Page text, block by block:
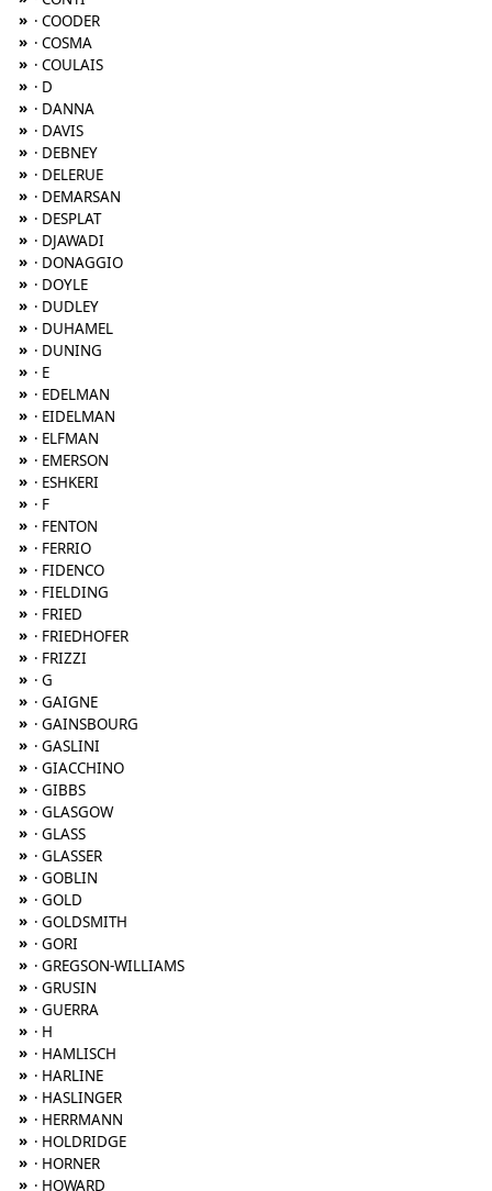
» · COODER
» · COSMA
» · COULAIS
» · D
» · DANNA
» · DAVIS
» · DEBNEY
» · DELERUE
» · DEMARSAN
» · DESPLAT
» · DJAWADI
» · DONAGGIO
» · DOYLE
» · DUDLEY
» · DUHAMEL
» · DUNING
» · E
» · EDELMAN
» · EIDELMAN
» · ELFMAN
» · EMERSON
» · ESHKERI
» · F
» · FENTON
» · FERRIO
» · FIDENCO
» · FIELDING
» · FRIED
» · FRIEDHOFER
» · FRIZZI
» · G
» · GAIGNE
» · GAINSBOURG
» · GASLINI
» · GIACCHINO
» · GIBBS
» · GLASGOW
» · GLASS
» · GLASSER
» · GOBLIN
» · GOLD
» · GOLDSMITH
» · GORI
» · GREGSON-WILLIAMS
» · GRUSIN
» · GUERRA
» · H
» · HAMLISCH
» · HARLINE
» · HASLINGER
» · HERRMANN
» · HOLDRIDGE
» · HORNER
» · HOWARD